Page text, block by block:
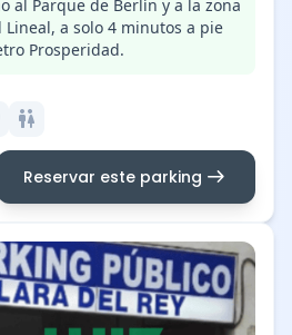
al Parque de Berlín y a la zona
a solo 4 minutos a pie
Prosperidad.
wc
Reservar este parking arrow_right_alt